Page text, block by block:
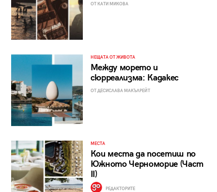
ОТ КАТИ МИКОВА
НЕЩАТА ОТ ЖИВОТА
Между морето и
сюрреализма: Кадакес
ОТ ДЕСИСЛАВА МАКЪЛРЕЙТ
МЕСТА
Кои места да посетиш по
Южното Черноморие (Част
II)
РЕДАКТОРИТЕ